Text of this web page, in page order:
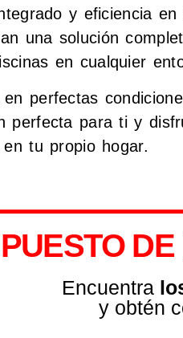
y eficiencia
una solución
en cualquier
perfectas
perfecta para ti y
tu propio hogar.
Encuentra
y obtén